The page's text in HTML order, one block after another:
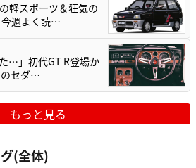
軽スポーツ＆狂気の
今週よく読…
…」初代GT-R登場か
のセダ…
もっと見る
(全体)